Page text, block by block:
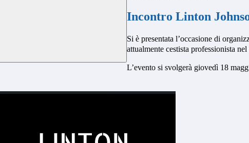
Incontro Linton
Si è presentata l’occasione di
attualmente cestista professionista
L’evento si svolgerà giovedì 18